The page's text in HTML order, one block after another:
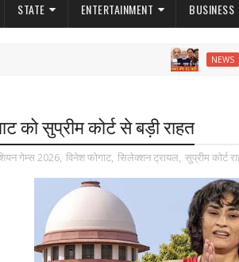
STATE ENTERTAINMENT BUSINESS
NEWS 07
को सुप्रीम कोर्ट से बड़ी राहत
गेम्स 2026, विनेश फोगाट, सिलेक्शन ट्रायल, सुप्रीम कोर्ट